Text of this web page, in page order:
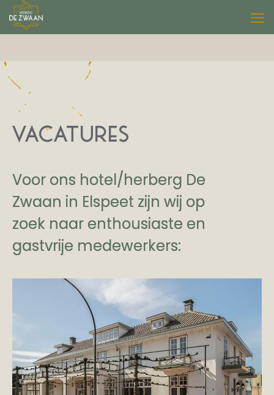
VACATURES
Voor ons hotel/herberg De
Zwaan in Elspeet zijn wij op
zoek naar enthousiaste en
gastvrije medewerkers: